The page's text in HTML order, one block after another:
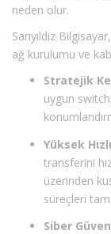
neden olur.
Sarıyıldız
ağ kurulumu ve
Stratejik
uygun
Yüksek
transferini
üzerinden
süreçleri
Siber